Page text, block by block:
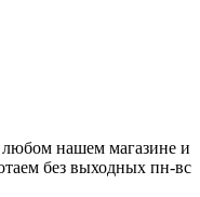
нашем магазине и
без выходных пн-вс